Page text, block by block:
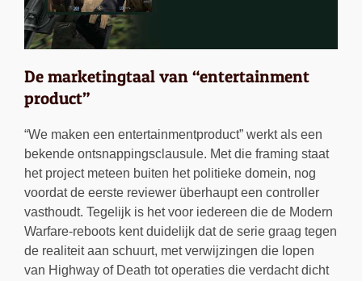
De marketingtaal van “entertainment
product”
“We maken een entertainmentproduct” werkt als een
bekende ontsnappingsclausule. Met die framing staat
het project meteen buiten het politieke domein, nog
voordat de eerste reviewer überhaupt een controller
vasthoudt. Tegelijk is het voor iedereen die de Modern
Warfare-reboots kent duidelijk dat de serie graag tegen
de realiteit aan schuurt, met verwijzingen die lopen
van Highway of Death tot operaties die verdacht dicht